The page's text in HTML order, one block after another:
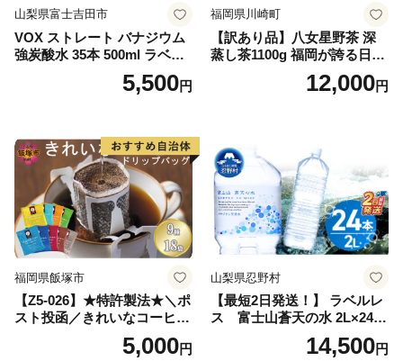
山梨県富士吉田市
VOX ストレート バナジウム
強炭酸水 35本 500ml ラベル
レス【富士吉田市限定カート
5,500円
福岡県川崎町
【訳あり品】八女星野茶 深
蒸し茶1100g 福岡が誇る日本
茶_ 訳アリ 常温 お茶 茶袋 常
備品 おちゃ ocha 茶葉 緑茶
小分け お土産 お取り寄せ グ
ルメ 福岡 九州 福岡県 国産
日本 ふかむし茶 ふかむし 家
庭用 自宅用 ちゃ りょくちゃ
ふかむしちゃ 急須 甘み 川崎
町 送料無料
12,000円
福岡県飯塚市
【Z5-026】★特許製法★＼ポ
スト投函／きれいなコーヒー
ドリップバッグ9種セット(18
袋)ゆうパケットでお届け！
5,000円
山梨県忍野村
【最短2日発送！】 ラベルレ
ス 富士山蒼天の水 2L×24本
（4ケース）※離島不可 天然
水 ミネラルウォーター 水 ペ
14,500円